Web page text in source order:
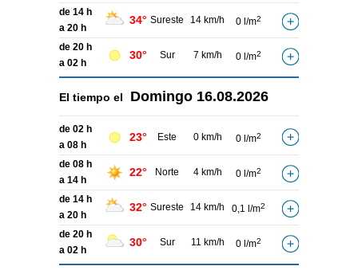
de 14 h
a 20 h
34° Sureste 14 km/h 0 l/m2
de 20 h
a 02 h
30° Sur 7 km/h 0 l/m2
El tiempo el Domingo 16.08.2026
de 02 h
a 08 h
23° Este 0 km/h 0 l/m2
de 08 h
a 14 h
22° Norte 4 km/h 0 l/m2
de 14 h
a 20 h
32° Sureste 14 km/h 0,1 l/m2
de 20 h
a 02 h
30° Sur 11 km/h 0 l/m2